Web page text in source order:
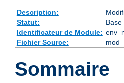
Description:
Statut:
Base
Identificateur de Module:
Fichier Source:
Sommaire